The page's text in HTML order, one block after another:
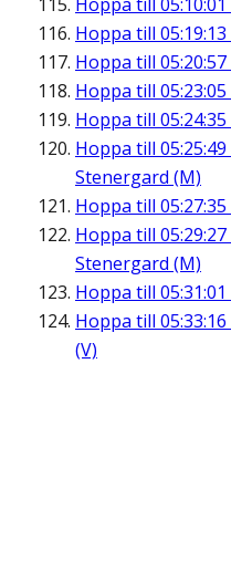
Hoppa till 05:19:13
Hoppa till 05:20:57
Hoppa till 05:23:05
Hoppa till 05:24:35
Hoppa till 05:25:49
Stenergard (M)
Hoppa till 05:27:35
Hoppa till 05:29:27
Stenergard (M)
Hoppa till 05:31:01
Hoppa till 05:33:16
(V)